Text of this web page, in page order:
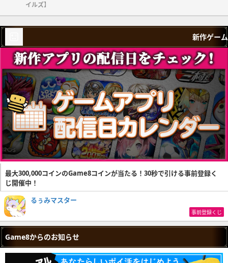
イルズ】
新作ゲーム
最大300,000コインのGame8コインが当たる！30秒で引ける事前登録く
じ開催中！
るぅみマスター
事前登録くじ
Game8からのお知らせ